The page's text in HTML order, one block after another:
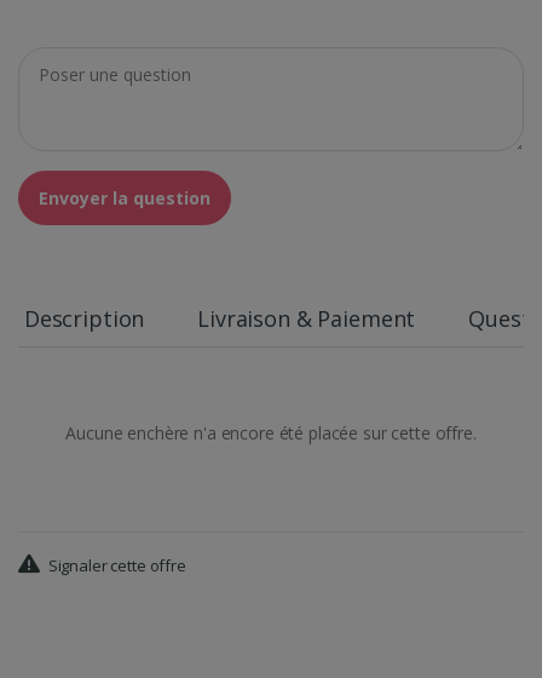
Envoyer la question
Description Livraison & Paiement
Aucune enchère n'a encore été placée sur cette offre.
Signaler cette offre